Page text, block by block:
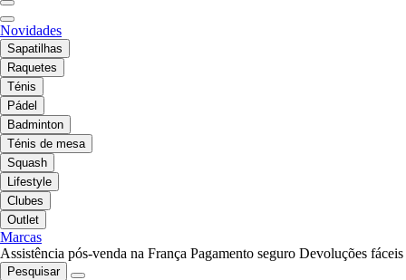
Novidades
Sapatilhas
Raquetes
Ténis
Pádel
Badminton
Ténis de mesa
Squash
Lifestyle
Clubes
Outlet
Marcas
Assistência pós-venda na França Pagamento seguro Devoluções fáceis
Pesquisar